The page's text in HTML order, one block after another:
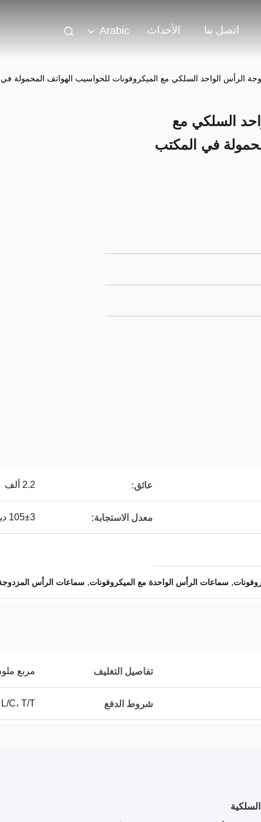
اتصل بنا الأحداث Arabic
الرأس الواحد السلكي مع الميكروفونات للحواسيب الهواتف المحمولة
السلكي مع
في المكتب
عائق: 2.2 ألف
معدل الاستجابة: 105±3 ديسيبل/ميغاواط
, سماعات الرأس الواحدة مع الميكروفونات, سماعات الرأس
تفاصيل التغليف مربع
شروط الدفع L/C، T/T